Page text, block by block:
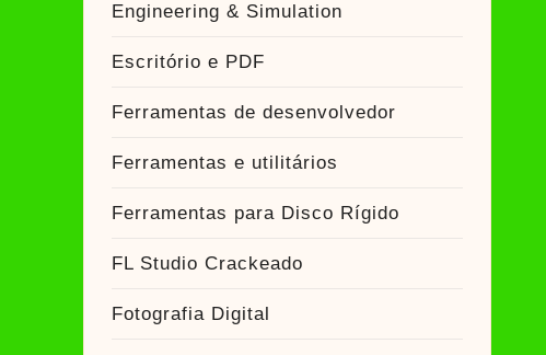
Engineering & Simulation
Escritório e PDF
Ferramentas de desenvolvedor
Ferramentas e utilitários
Ferramentas para Disco Rígido
FL Studio Crackeado
Fotografia Digital